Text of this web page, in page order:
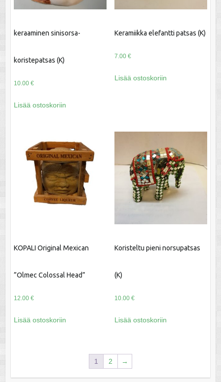
keraaminen sinisorsa-
koristepatsas (K)
10.00 €
Lisää ostoskoriin
Keramiikka elefantti patsas (K)
7.00 €
Lisää ostoskoriin
KOPALI Original Mexican
”Olmec Colossal Head”
12.00 €
Lisää ostoskoriin
Koristeltu pieni norsupatsas
(K)
10.00 €
Lisää ostoskoriin
1 2 →